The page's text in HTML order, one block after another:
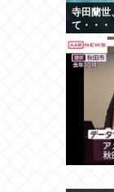
寺田蘭世
て・・・